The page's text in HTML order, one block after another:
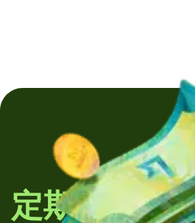
定期的に海